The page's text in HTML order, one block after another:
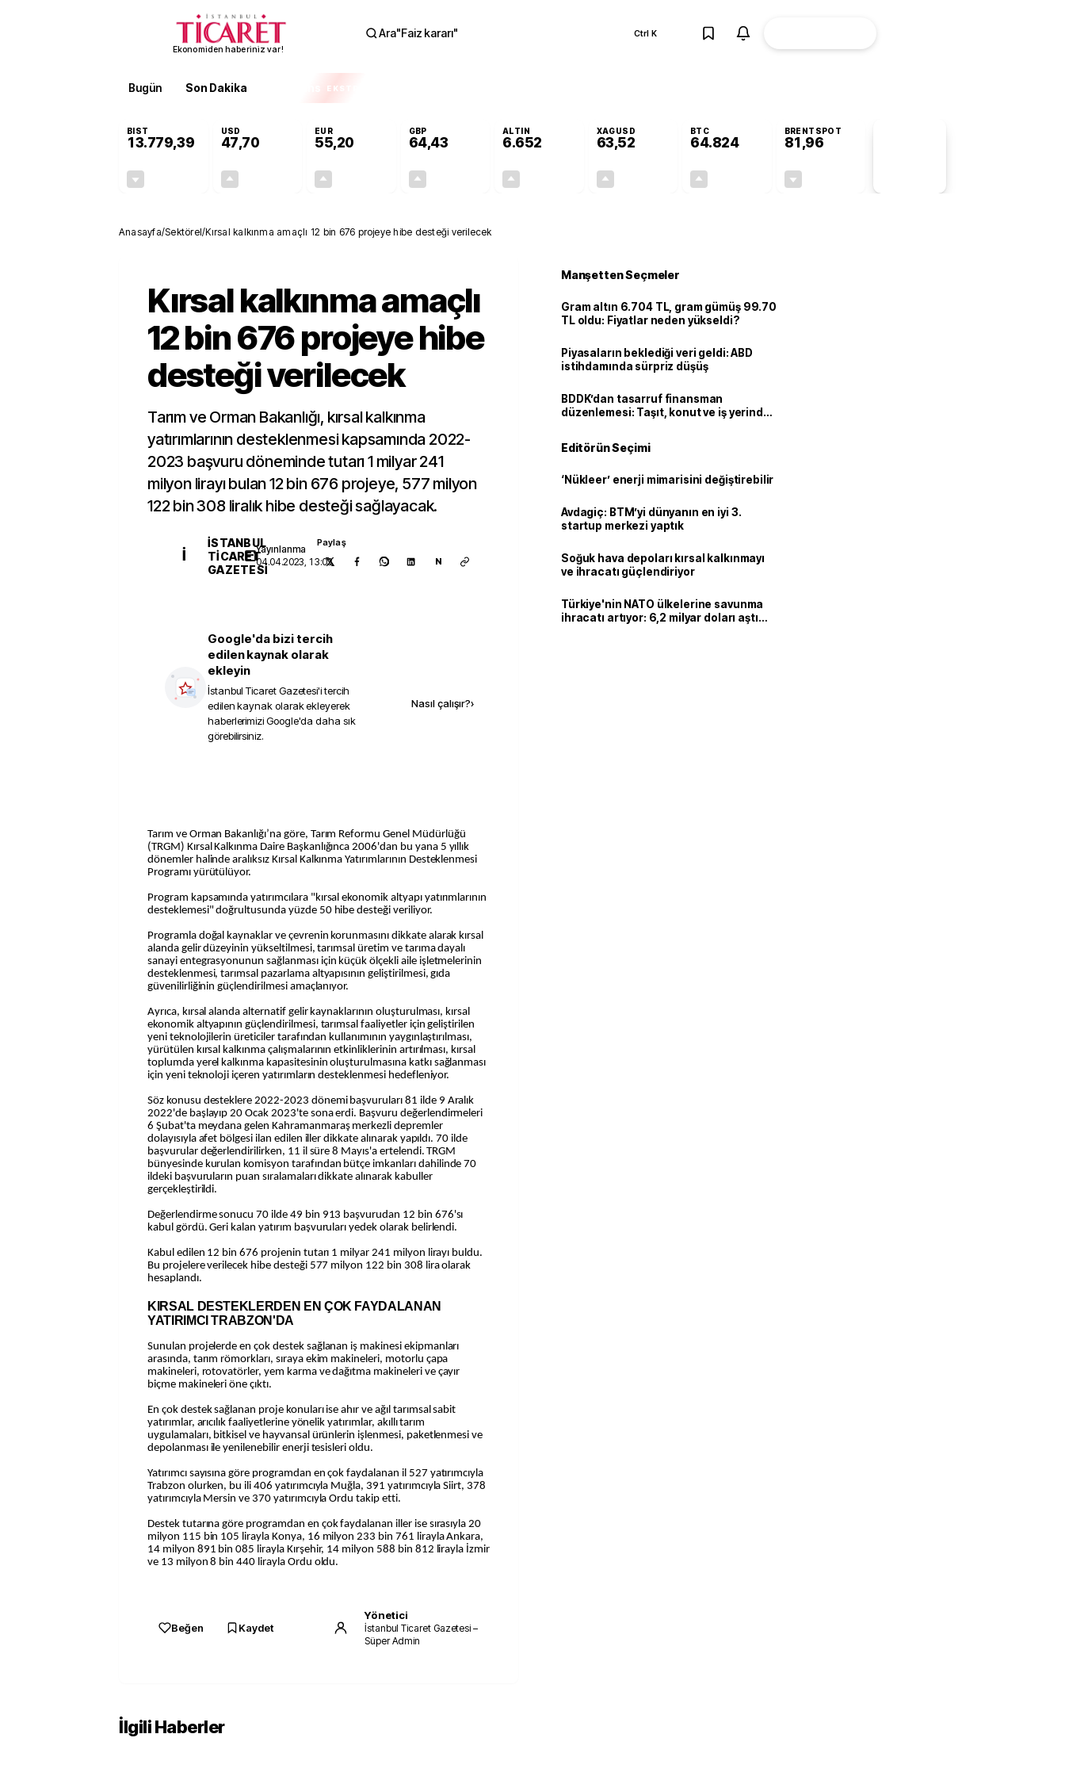
Ekonomiden haberiniz var!
Ara"Faiz kararı" Ctrl K
Bugün Son Dakika EKSTRA
BIST
13.779,39
USD
47,70
EUR
55,20
GBP
64,43
ALTIN
6.652
XAGUSD
63,52
BTC
64.824
BRENTSPOT
81,96
Anasayfa/Sektörel/Kırsal kalkınma amaçlı 12 bin 676 projeye hibe desteği verilecek
Kırsal kalkınma amaçlı
12 bin 676 projeye hibe
desteği verilecek
Tarım ve Orman Bakanlığı, kırsal kalkınma
yatırımlarının desteklenmesi kapsamında 2022-
2023 başvuru döneminde tutarı 1 milyar 241
milyon lirayı bulan 12 bin 676 projeye, 577 milyon
122 bin 308 liralık hibe desteği sağlayacak.
İ
İSTANBUL
TICARET
GAZETESI
Yayınlanma
04.04.2023, 13:03
Paylaş
N
Google'da bizi tercih
edilen kaynak olarak
ekleyin
İstanbul Ticaret Gazetesi'i tercih
edilen kaynak olarak ekleyerek
haberlerimizi Google'da daha sık
görebilirsiniz.
Nasıl çalışır?›
Tarım ve Orman Bakanlığı’na göre, Tarım Reformu Genel Müdürlüğü
(TRGM) Kırsal Kalkınma Daire Başkanlığınca 2006'dan bu yana 5 yıllık
dönemler halinde aralıksız Kırsal Kalkınma Yatırımlarının Desteklenmesi
Programı yürütülüyor.
Program kapsamında yatırımcılara "kırsal ekonomik altyapı yatırımlarının
desteklemesi" doğrultusunda yüzde 50 hibe desteği veriliyor.
Programla doğal kaynaklar ve çevrenin korunmasını dikkate alarak kırsal
alanda gelir düzeyinin yükseltilmesi, tarımsal üretim ve tarıma dayalı
sanayi entegrasyonunun sağlanması için küçük ölçekli aile işletmelerinin
desteklenmesi, tarımsal pazarlama altyapısının geliştirilmesi, gıda
güvenilirliğinin güçlendirilmesi amaçlanıyor.
Ayrıca, kırsal alanda alternatif gelir kaynaklarının oluşturulması, kırsal
ekonomik altyapının güçlendirilmesi, tarımsal faaliyetler için geliştirilen
yeni teknolojilerin üreticiler tarafından kullanımının yaygınlaştırılması,
yürütülen kırsal kalkınma çalışmalarının etkinliklerinin artırılması, kırsal
toplumda yerel kalkınma kapasitesinin oluşturulmasına katkı sağlanması
için yeni teknoloji içeren yatırımların desteklenmesi hedefleniyor.
Söz konusu desteklere 2022-2023 dönemi başvuruları 81 ilde 9 Aralık
2022'de başlayıp 20 Ocak 2023'te sona erdi. Başvuru değerlendirmeleri
6 Şubat'ta meydana gelen Kahramanmaraş merkezli depremler
dolayısıyla afet bölgesi ilan edilen iller dikkate alınarak yapıldı. 70 ilde
başvurular değerlendirilirken, 11 il süre 8 Mayıs'a ertelendi. TRGM
bünyesinde kurulan komisyon tarafından bütçe imkanları dahilinde 70
ildeki başvuruların puan sıralamaları dikkate alınarak kabuller
gerçekleştirildi.
Değerlendirme sonucu 70 ilde 49 bin 913 başvurudan 12 bin 676'sı
kabul gördü. Geri kalan yatırım başvuruları yedek olarak belirlendi.
Kabul edilen 12 bin 676 projenin tutarı 1 milyar 241 milyon lirayı buldu.
Bu projelere verilecek hibe desteği 577 milyon 122 bin 308 lira olarak
hesaplandı.
KIRSAL DESTEKLERDEN EN ÇOK FAYDALANAN
YATIRIMCI TRABZON'DA
Sunulan projelerde en çok destek sağlanan iş makinesi ekipmanları
arasında, tarım römorkları, sıraya ekim makineleri, motorlu çapa
makineleri, rotovatörler, yem karma ve dağıtma makineleri ve çayır
biçme makineleri öne çıktı.
En çok destek sağlanan proje konuları ise ahır ve ağıl tarımsal sabit
yatırımlar, arıcılık faaliyetlerine yönelik yatırımlar, akıllı tarım
uygulamaları, bitkisel ve hayvansal ürünlerin işlenmesi, paketlenmesi ve
depolanması ile yenilenebilir enerji tesisleri oldu.
Yatırımcı sayısına göre programdan en çok faydalanan il 527 yatırımcıyla
Trabzon olurken, bu ili 406 yatırımcıyla Muğla, 391 yatırımcıyla Siirt, 378
yatırımcıyla Mersin ve 370 yatırımcıyla Ordu takip etti.
Destek tutarına göre programdan en çok faydalanan iller ise sırasıyla 20
milyon 115 bin 105 lirayla Konya, 16 milyon 233 bin 761 lirayla Ankara,
14 milyon 891 bin 085 lirayla Kırşehir, 14 milyon 588 bin 812 lirayla İzmir
ve 13 milyon 8 bin 440 lirayla Ordu oldu.
Beğen Kaydet
Yönetici
İstanbul Ticaret Gazetesi –
Süper Admin
Manşetten Seçmeler
Gram altın 6.704 TL, gram gümüş 99.70
TL oldu: Fiyatlar neden yükseldi?
Piyasaların beklediği veri geldi: ABD
istihdamında sürpriz düşüş
BDDK’dan tasarruf finansman
düzenlemesi: Taşıt, konut ve iş yerinde
Editörün Seçimi
‘Nükleer’ enerji mimarisini değiştirebilir
Avdagiç: BTM’yi dünyanın en iyi 3.
startup merkezi yaptık
Soğuk hava depoları kırsal kalkınmayı
ve ihracatı güçlendiriyor
Türkiye'nin NATO ülkelerine savunma
ihracatı artıyor: 6,2 milyar doları aştı
İlgili Haberler